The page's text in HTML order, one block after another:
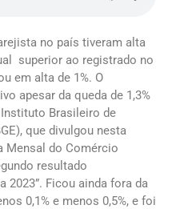
no país tiveram alta
superior ao registrado no
em alta de 1%. O
apesar da queda de 1,3%
Brasileiro de
que divulgou nesta
Mensal do Comércio
resultado
2023”. Ficou ainda fora da
0,1% e menos 0,5%, e foi